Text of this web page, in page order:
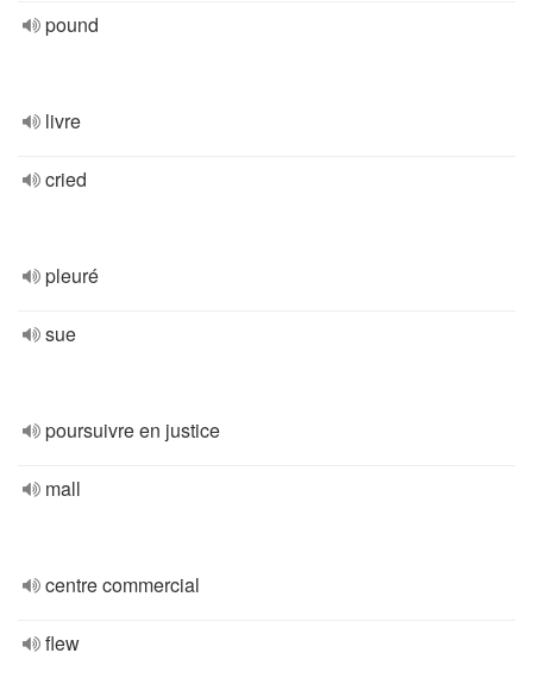
pound
livre
cried
pleuré
sue
poursuivre en justice
mall
centre commercial
flew